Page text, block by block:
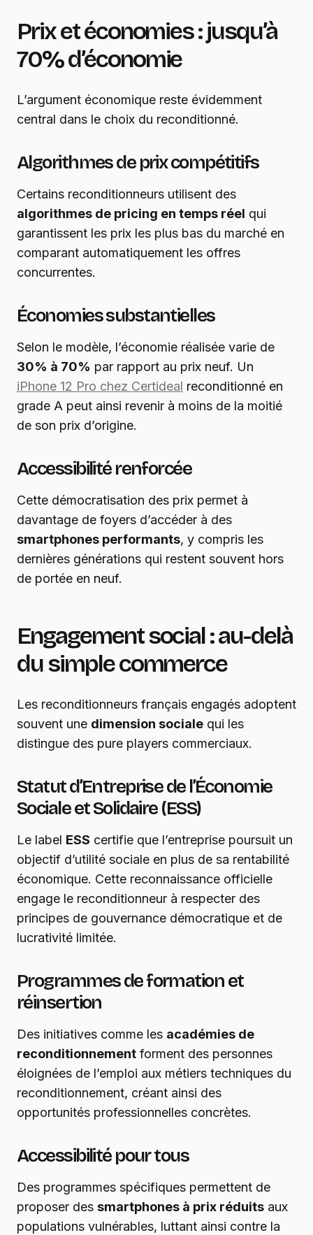
Prix et économies : jusqu’à
70% d’économie
L’argument économique reste évidemment
central dans le choix du reconditionné.
Algorithmes de prix compétitifs
Certains reconditionneurs utilisent des
algorithmes de pricing en temps réel qui
garantissent les prix les plus bas du marché en
comparant automatiquement les offres
concurrentes.
Économies substantielles
Selon le modèle, l’économie réalisée varie de
30% à 70% par rapport au prix neuf. Un
iPhone 12 Pro chez Certideal reconditionné en
grade A peut ainsi revenir à moins de la moitié
de son prix d’origine.
Accessibilité renforcée
Cette démocratisation des prix permet à
davantage de foyers d’accéder à des
smartphones performants, y compris les
dernières générations qui restent souvent hors
de portée en neuf.
Engagement social : au-delà
du simple commerce
Les reconditionneurs français engagés adoptent
souvent une dimension sociale qui les
distingue des pure players commerciaux.
Statut d’Entreprise de l’Économie
Sociale et Solidaire (ESS)
Le label ESS certifie que l’entreprise poursuit un
objectif d’utilité sociale en plus de sa rentabilité
économique. Cette reconnaissance officielle
engage le reconditionneur à respecter des
principes de gouvernance démocratique et de
lucrativité limitée.
Programmes de formation et
réinsertion
Des initiatives comme les académies de
reconditionnement forment des personnes
éloignées de l’emploi aux métiers techniques du
reconditionnement, créant ainsi des
opportunités professionnelles concrètes.
Accessibilité pour tous
Des programmes spécifiques permettent de
proposer des smartphones à prix réduits aux
populations vulnérables, luttant ainsi contre la